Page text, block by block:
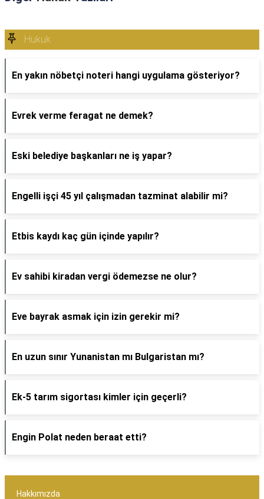
Hukuk
En yakın nöbetçi noteri hangi uygulama gösteriyor?
Evrek verme feragat ne demek?
Eski belediye başkanları ne iş yapar?
Engelli işçi 45 yıl çalışmadan tazminat alabilir mi?
Etbis kaydı kaç gün içinde yapılır?
Ev sahibi kiradan vergi ödemezse ne olur?
Eve bayrak asmak için izin gerekir mi?
En uzun sınır Yunanistan mı Bulgaristan mı?
Ek-5 tarım sigortası kimler için geçerli?
Engin Polat neden beraat etti?
Hakkımızda